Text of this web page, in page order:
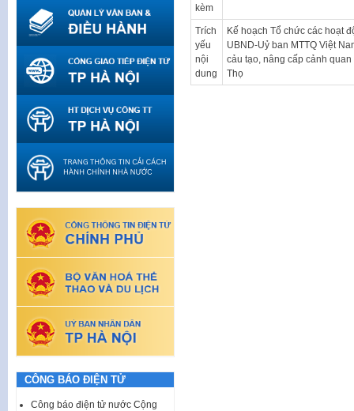
kèm
Trích
yếu
nội
dung
Kế hoạch Tổ chức các hoạt
UBND-Uỷ ban MTTQ Việt
cảu tạo, nâng cấp cảnh
Thọ
CÔNG BÁO ĐIỆN TỬ
Công báo điện tử nước Cộng